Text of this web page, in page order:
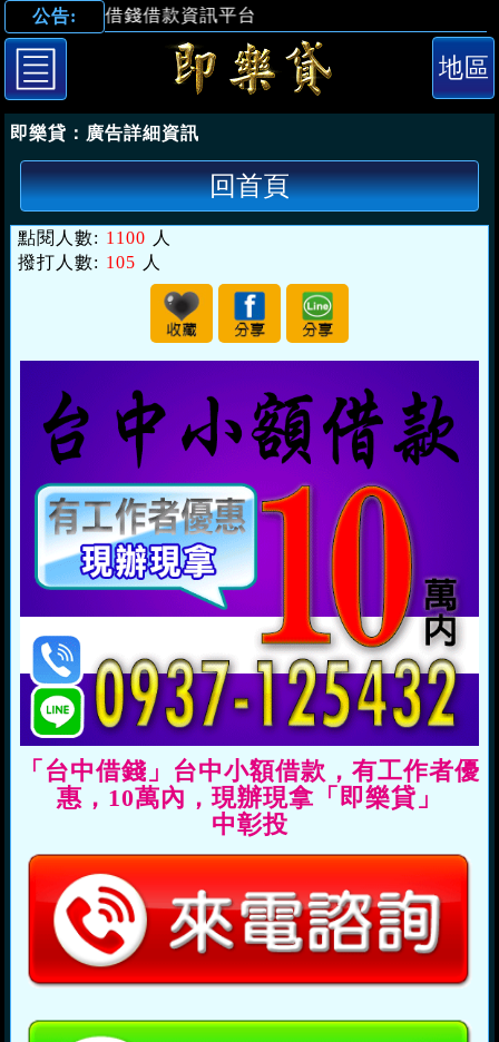
公告:
樂貸】借錢借款資訊平台
即樂貸： 廣告詳細資訊
回首頁
點閱人數: 1100 人
撥打人數: 105 人
「台中借錢」台中小額借款，有工作者優
惠，10萬內，現辦現拿「即樂貸」
中彰投